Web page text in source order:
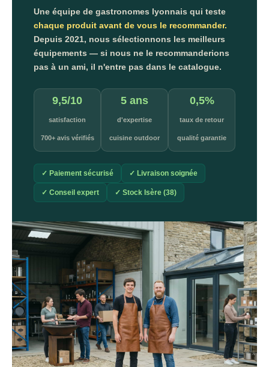
Une équipe de gastronomes lyonnais qui teste
chaque produit avant de vous le recommander.
Depuis 2021, nous sélectionnons les meilleurs
équipements — si nous ne le recommanderions
pas à un ami, il n'entre pas dans le catalogue.
9,5/10
satisfaction
700+ avis vérifiés
5 ans
d'expertise
cuisine outdoor
0,5%
taux de retour
qualité garantie
✓ Paiement sécurisé ✓ Livraison soignée
✓ Conseil expert ✓ Stock Isère (38)